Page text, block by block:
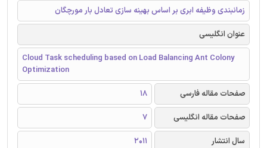
زمانبندی وظیفه ابری بر اساس بهینه سازی تعادل بار مورچگان
عنوان انگلیسی
Cloud Task scheduling based on Load Balancing Ant Colony
Optimization
صفحات مقاله فارسی
18
صفحات مقاله انگلیسی
7
سال انتشار
2011